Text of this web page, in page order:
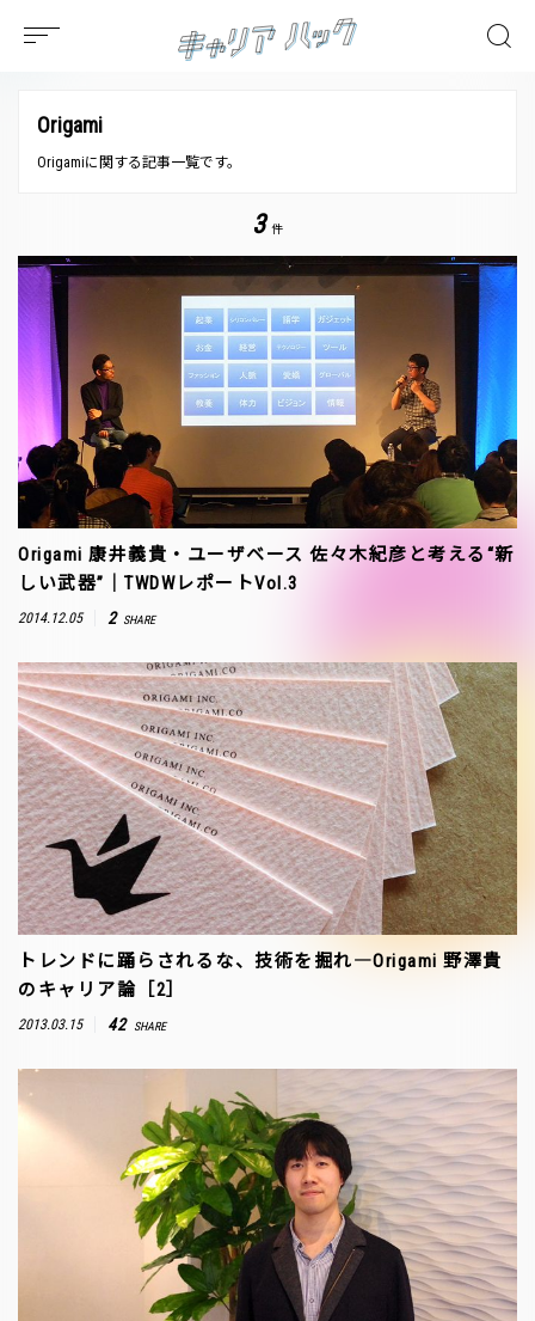
Origami
Origamiに関する記事一覧です。
3 件
Origami 康井義貴・ユーザベース 佐々木紀彦と考える“新
しい武器”｜TWDWレポートVol.3
2014.12.05 2 SHARE
トレンドに踊らされるな、技術を掘れ―Origami 野澤貴
のキャリア論［2］
2013.03.15 42 SHARE